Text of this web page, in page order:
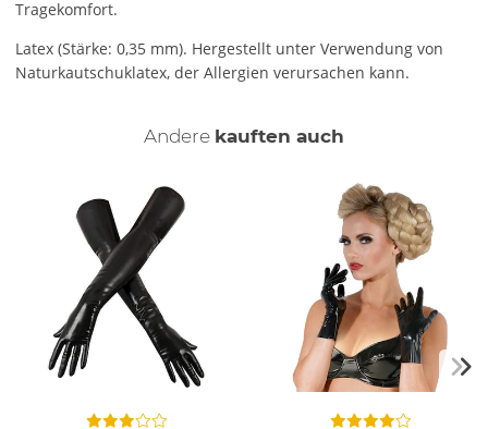
Tragekomfort.
Latex (Stärke: 0,35 mm). Hergestellt unter Verwendung von
Naturkautschuklatex, der Allergien verursachen kann.
Andere kauften auch